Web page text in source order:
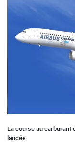
La course au carburant
lancée